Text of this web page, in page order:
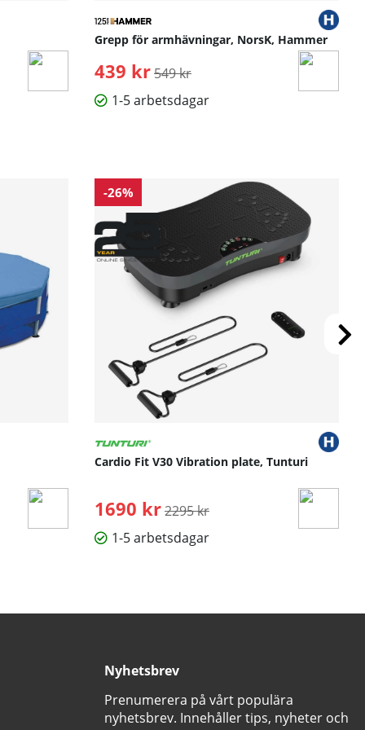
Grepp för armhävningar, NorsK, Hammer
439 kr Ordinarie pris:
549 kr
1-5 arbetsdagar
-26%
Cardio Fit V30 Vibration plate, Tunturi
1690 kr Ordinarie pris:
2295 kr
1-5 arbetsdagar
Nyhetsbrev
Prenumerera på vårt populära
nyhetsbrev. Innehåller tips, nyheter och